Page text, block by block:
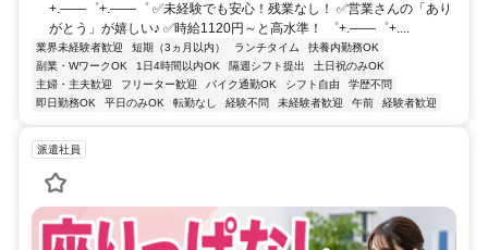
+.――゜+.――゜ ✅未経験でも安心！残業なし！ ✅営業さんの「あり
がとう」が嬉しい♪ ✅時給1120円～と高水準！ ゜+.――゜+....
業界未経験者歓迎 短期（3ヵ月以内） ランチタイム
扶養内勤務OK
副業・WワークOK
1日4時間以内OK 隔週シフト提出
土日祝のみOK
主婦・主夫歓迎
フリーター歓迎 バイク通勤OK シフト自由
学歴不問
即日勤務OK
平日のみOK 転勤なし 経験不問 未経験者歓迎 午前 経験者歓迎
派遣社員